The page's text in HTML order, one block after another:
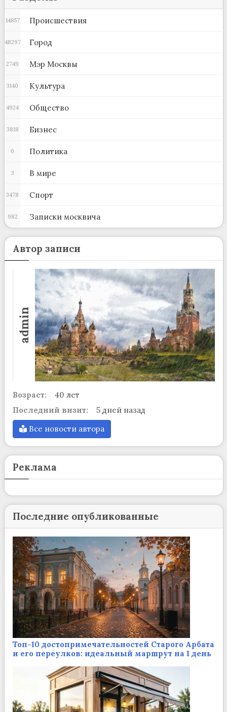
Происшествия
14857
Город
48297
Мэр Москвы
2749
Культура
3140
Общество
4924
Бизнес
3818
Политика
0
В мире
3
Спорт
3478
Записки москвича
982
Автор записи
admin
Возраст:
40 лет
Последний визит:
5 дней назад
Все новости автора
Реклама
Последние опубликованные
Топ-10 достопримечательностей Старого Арбата
и его переулков: идеальный маршрут на 1 день